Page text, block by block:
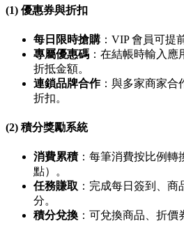
(1) 優惠券與折扣
每日限時搶購 ：VIP 會員可提
專屬優惠碼 ：在結帳時輸入
折抵金額。
連鎖品牌合作：與多家商家合
折扣。
(2) 積分獎勵系統
消費累積：每筆消費按比例轉
點）。
任務賺取 ：完成每日簽到、
分。
積分兌換 ：可兌換商品、折價